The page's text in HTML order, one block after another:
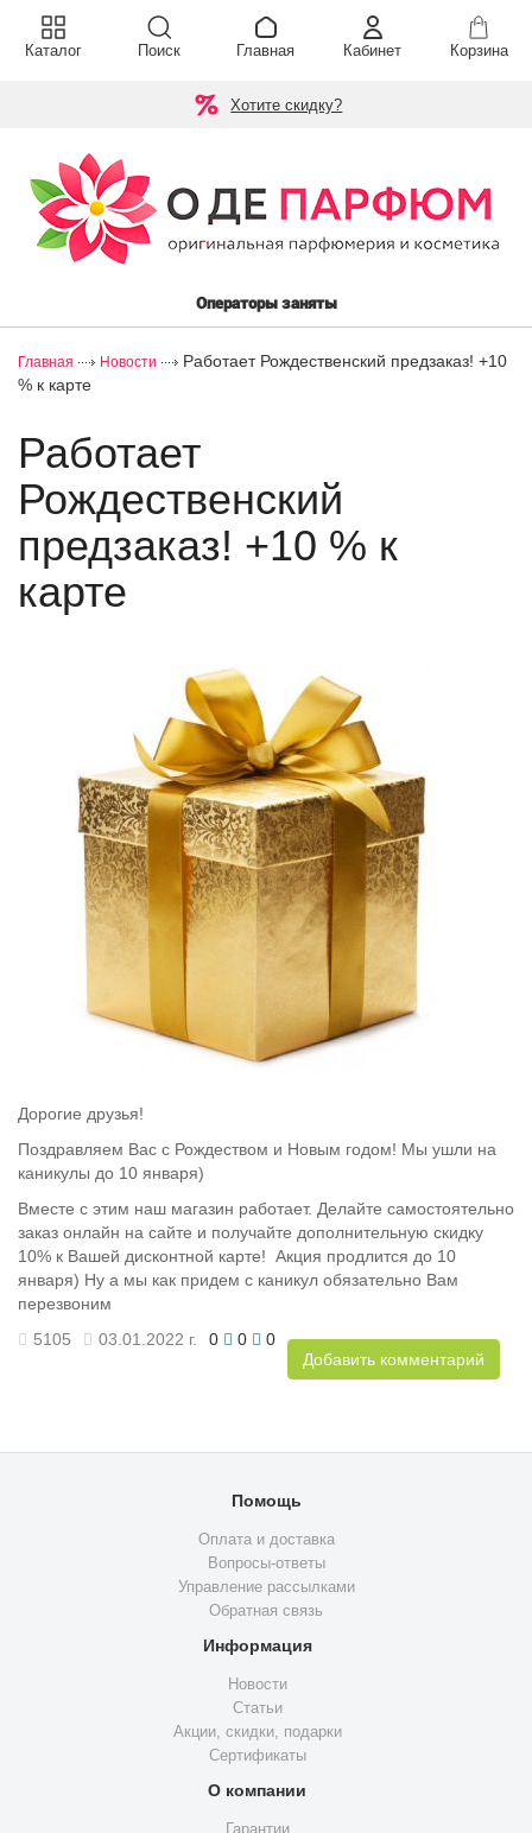
Хотите скидку?
Операторы заняты
Главная Новости
Работает Рождественский предзаказ! +10
% к карте
Работает
Рождественский
предзаказ! +10 % к
карте
Дорогие друзья!
Поздравляем Вас с Рождеством и Новым годом! Мы ушли на
каникулы до 10 января)
Вместе с этим наш магазин работает. Делайте самостоятельно
заказ онлайн на сайте и получайте дополнительную скидку
10% к Вашей дисконтной карте! Акция продлится до 10
января) Ну а мы как придем с каникул обязательно Вам
перезвоним
5105
03.01.2022 г. 0 0
0
Добавить комментарий
Помощь
Оплата и доставка
Вопросы-ответы
Управление рассылками
Обратная связь
Информация
Новости
Статьи
Акции, скидки, подарки
Сертификаты
О компании
Гарантии
Каталог Поиск Главная Кабинет Корзина